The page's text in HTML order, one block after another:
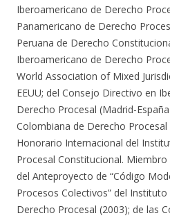
Iberoamericano de Derecho
Panamericano de Derecho
Peruana de Derecho
Iberoamericano de Derecho
World Association of Mixed
EEUU; del Consejo Directivo en
Derecho Procesal (Madrid-
Colombiana de Derecho
Honorario Internacional del
Procesal Constitucional.
del Anteproyecto de “Código
Procesos Colectivos” del
Derecho Procesal (2003); de las